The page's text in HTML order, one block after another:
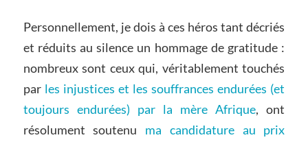
Personnellement, je dois à ces héros tant décriés
et réduits au silence un hommage de gratitude :
nombreux sont ceux qui, véritablement touchés
par les injustices et les souffrances endurées (et
toujours endurées) par la mère Afrique, ont
résolument soutenu ma candidature au prix